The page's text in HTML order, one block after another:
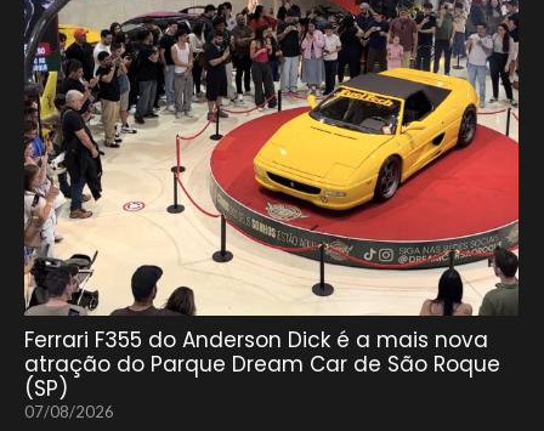
Ferrari F355 do Anderson Dick é a mais nova
atração do Parque Dream Car de São Roque
(SP)
07/08/2026